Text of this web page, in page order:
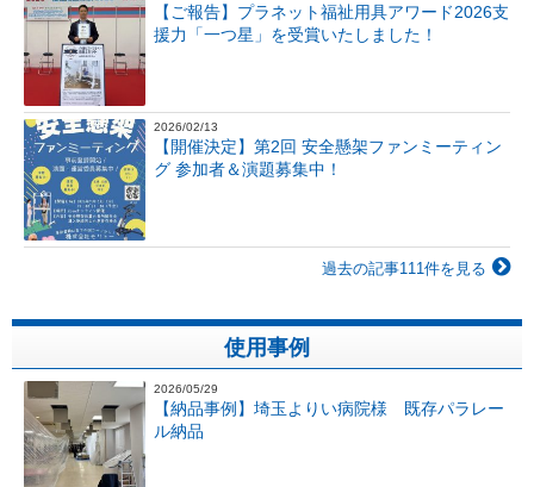
【ご報告】プラネット福祉用具アワード2026支
援力「一つ星」を受賞いたしました！
2026/02/13
【開催決定】第2回 安全懸架ファンミーティン
グ 参加者＆演題募集中！
過去の記事111件を見る
使用事例
2026/05/29
【納品事例】埼玉よりい病院様 既存パラレー
ル納品